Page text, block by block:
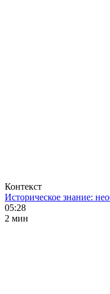
Контекст
Историческое знание:
05:28
2 мин